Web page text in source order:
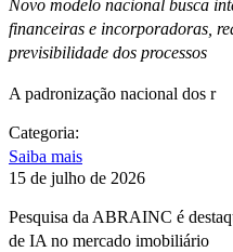
Novo modelo nacional busca
financeiras e incorporadoras,
previsibilidade dos processos
A padronização nacional dos r
Categoria:
Saiba mais
15 de julho de 2026
Pesquisa da ABRAINC é
de IA no mercado imobiliário